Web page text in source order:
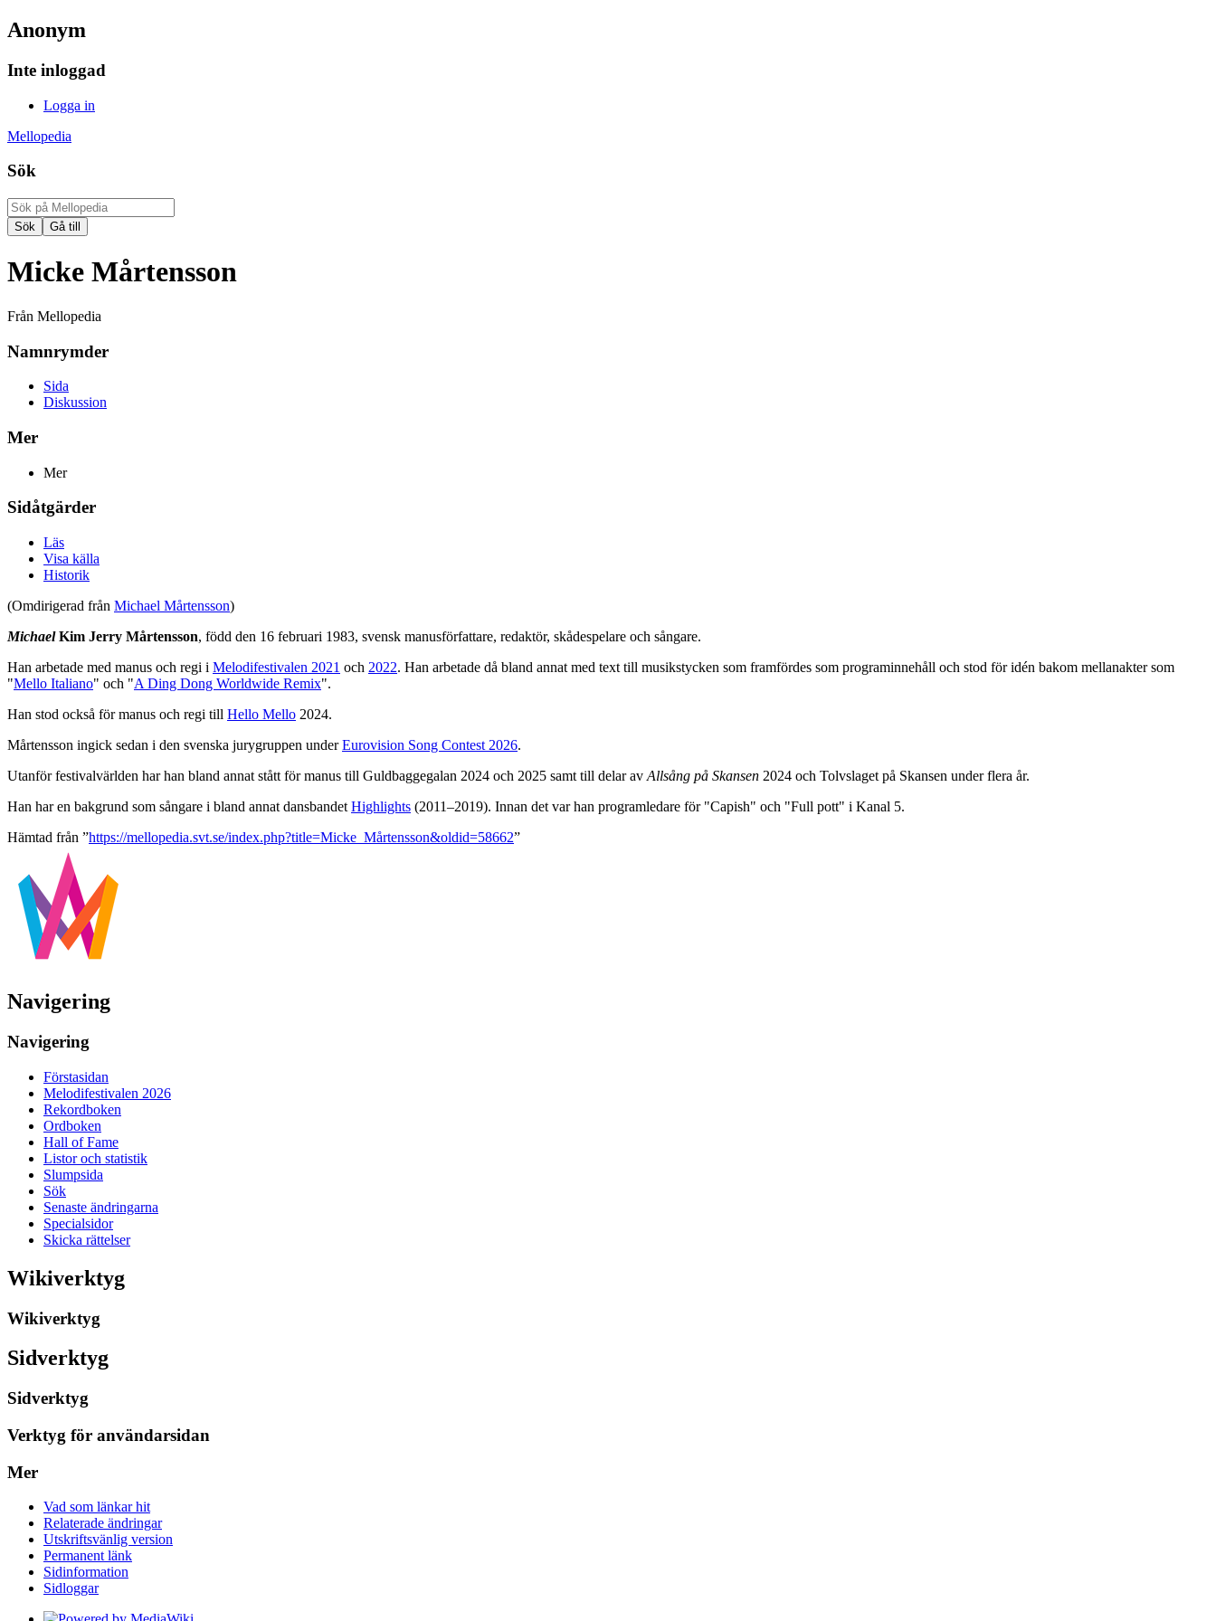
Anonym
Inte inloggad
Logga in
Mellopedia
Sök
Micke Mårtensson
Från Mellopedia
Namnrymder
Sida
Diskussion
Mer
Mer
Sidåtgärder
Läs
Visa källa
Historik
(Omdirigerad från Michael Mårtensson)
MichaelKim Jerry Mårtensson, född den 16 februari 1983, svensk manusförfattare, redaktör, skådespelare och sångare.
Han arbetade med manus och regi i Melodifestivalen 2021 och 2022. Han arbetade då bland annat med text till musikstycken som framfördes som programinnehåll och stod för idén bakom mellanakter som
"Mello Italiano" och "A Ding Dong Worldwide Remix".
Han stod också för manus och regi till Hello Mello 2024.
Mårtensson ingick sedan i den svenska jurygruppen underEurovision Song Contest 2026.
Utanför festivalvärlden har han bland annat stått för manus till Guldbaggegalan 2024 och 2025 samt till delar av Allsång på Skansen 2024 och Tolvslaget på Skansen under flera år.
Han har en bakgrund som sångare i bland annat dansbandet Highlights (2011–2019). Innan det var han programledare för "Capish" och "Full pott" i Kanal 5.
Hämtad från ”https://mellopedia.svt.se/index.php?title=Micke_Mårtensson&oldid=58662”
Navigering
Navigering
Förstasidan
Melodifestivalen 2026
Rekordboken
Ordboken
Hall of Fame
Listor och statistik
Slumpsida
Sök
Senaste ändringarna
Specialsidor
Skicka rättelser
Wikiverktyg
Wikiverktyg
Sidverktyg
Sidverktyg
Verktyg för användarsidan
Mer
Vad som länkar hit
Relaterade ändringar
Utskriftsvänlig version
Permanent länk
Sidinformation
Sidloggar